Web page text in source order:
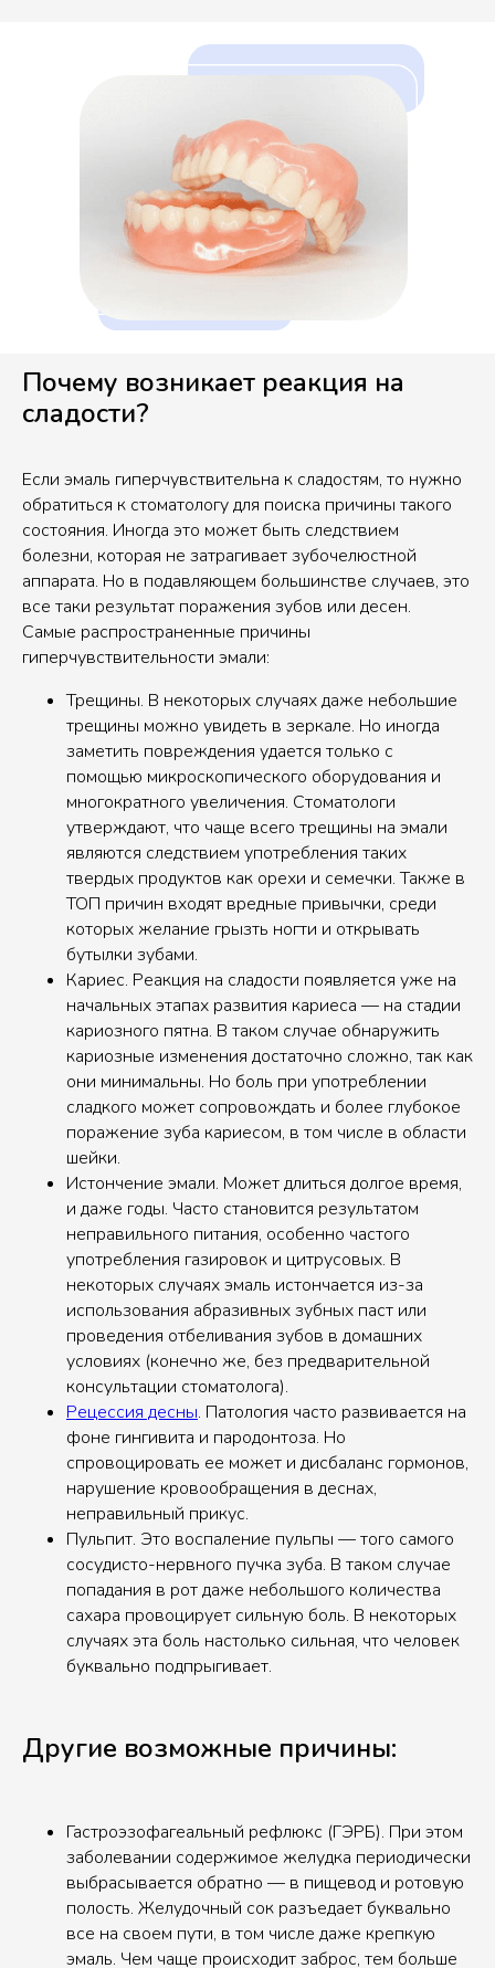
Почему возникает реакция на
сладости?
Если эмаль гиперчувствительна к сладостям, то нужно
обратиться к стоматологу для поиска причины такого
состояния. Иногда это может быть следствием
болезни, которая не затрагивает зубочелюстной
аппарата. Но в подавляющем большинстве случаев, это
все таки результат поражения зубов или десен.
Самые распространенные причины
гиперчувствительности эмали:
Трещины. В некоторых случаях даже небольшие
трещины можно увидеть в зеркале. Но иногда
заметить повреждения удается только с
помощью микроскопического оборудования и
многократного увеличения. Стоматологи
утверждают, что чаще всего трещины на эмали
являются следствием употребления таких
твердых продуктов как орехи и семечки. Также в
ТОП причин входят вредные привычки, среди
которых желание грызть ногти и открывать
бутылки зубами.
Кариес. Реакция на сладости появляется уже на
начальных этапах развития кариеса — на стадии
кариозного пятна. В таком случае обнаружить
кариозные изменения достаточно сложно, так как
они минимальны. Но боль при употреблении
сладкого может сопровождать и более глубокое
поражение зуба кариесом, в том числе в области
шейки.
Истончение эмали. Может длиться долгое время,
и даже годы. Часто становится результатом
неправильного питания, особенно частого
употребления газировок и цитрусовых. В
некоторых случаях эмаль истончается из-за
использования абразивных зубных паст или
проведения отбеливания зубов в домашних
условиях (конечно же, без предварительной
консультации стоматолога).
Рецессия десны. Патология часто развивается на
фоне гингивита и пародонтоза. Но
спровоцировать ее может и дисбаланс гормонов,
нарушение кровообращения в деснах,
неправильный прикус.
Пульпит. Это воспаление пульпы — того самого
сосудисто-нервного пучка зуба. В таком случае
попадания в рот даже небольшого количества
сахара провоцирует сильную боль. В некоторых
случаях эта боль настолько сильная, что человек
буквально подпрыгивает.
Другие возможные причины:
Гастроэзофагеальный рефлюкс (ГЭРБ). При этом
заболевании содержимое желудка периодически
выбрасывается обратно — в пищевод и ротовую
полость. Желудочный сок разъедает буквально
все на своем пути, в том числе даже крепкую
эмаль. Чем чаще происходит заброс, тем больше